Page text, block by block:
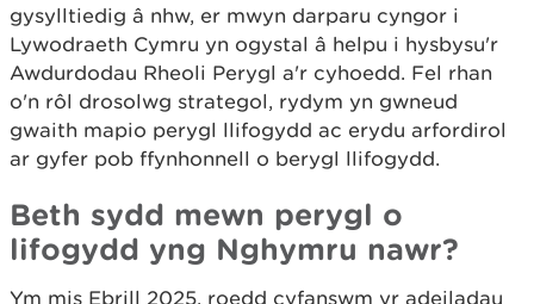
gysylltiedig â nhw, er mwyn darparu cyngor i
Lywodraeth Cymru yn ogystal â helpu i hysbysu'r
Awdurdodau Rheoli Perygl a'r cyhoedd. Fel rhan
o'n rôl drosolwg strategol, rydym yn gwneud
gwaith mapio perygl llifogydd ac erydu arfordirol
ar gyfer pob ffynhonnell o berygl llifogydd.
Beth sydd mewn perygl o
lifogydd yng Nghymru nawr?
Ym mis Ebrill 2025, roedd cyfanswm yr adeiladau